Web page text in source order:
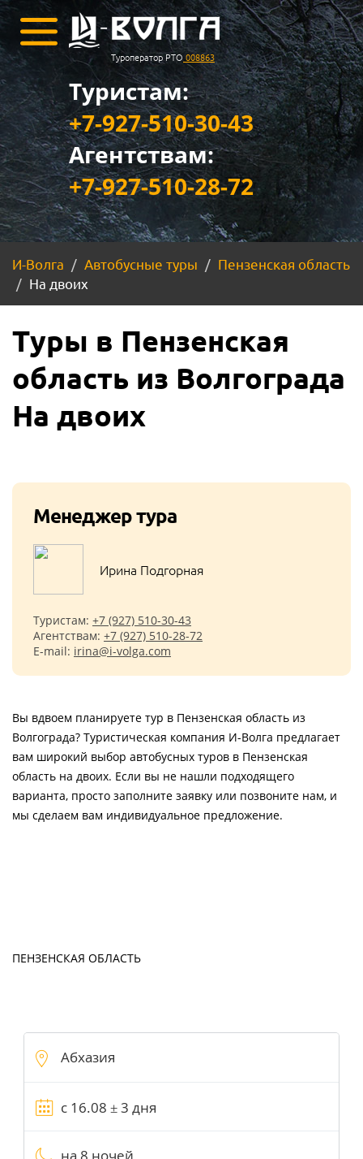
Туроператор РТО 008863
Туристам:
+7-927-510-30-43
Агентствам:
+7-927-510-28-72
И-Волга Автобусные туры
Пензенская область
На двоих
Туры в Пензенская
область из Волгограда
На двоих
Менеджер тура
Ирина Подгорная
Туристам: +7 (927) 510-30-43
Агентствам: +7 (927) 510-28-72
E-mail: irina@i-volga.com
Вы вдвоем планируете тур в Пензенская область из
Волгограда? Туристическая компания И-Волга предлагает
вам широкий выбор автобусных туров в Пензенская
область на двоих. Если вы не нашли подходящего
варианта, просто заполните заявку или позвоните нам, и
мы сделаем вам индивидуальное предложение.
ПЕНЗЕНСКАЯ ОБЛАСТЬ